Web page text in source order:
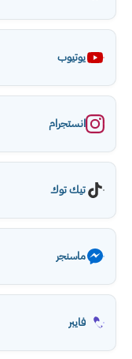
يوتيوب
انستجرام
تيك توك
ماسنجر
فايبر